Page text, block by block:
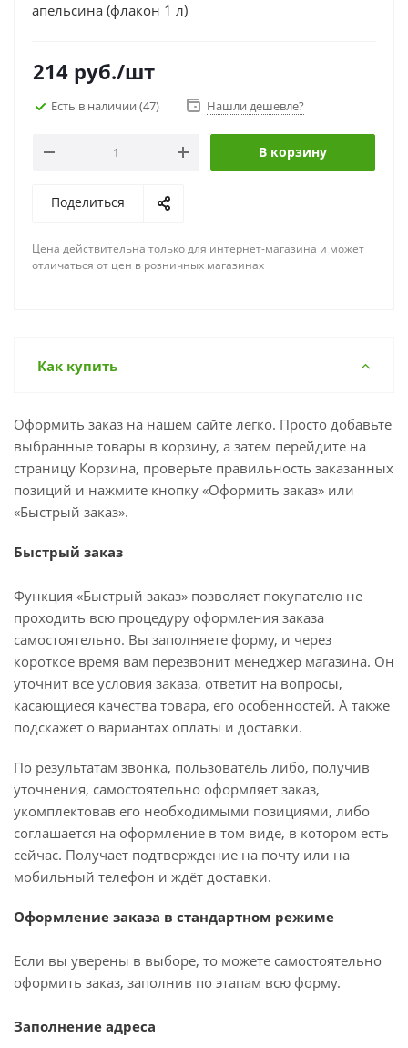
апельсина (флакон 1 л)
214 руб./шт
Есть в наличии (47) Нашли дешевле?
В корзину
Поделиться
Цена действительна только для интернет-магазина и может
отличаться от цен в розничных магазинах
Как купить
Оформить заказ на нашем сайте легко. Просто добавьте
выбранные товары в корзину, а затем перейдите на
страницу Корзина, проверьте правильность заказанных
позиций и нажмите кнопку «Оформить заказ» или
«Быстрый заказ».
Быстрый заказ
Функция «Быстрый заказ» позволяет покупателю не
проходить всю процедуру оформления заказа
самостоятельно. Вы заполняете форму, и через
короткое время вам перезвонит менеджер магазина. Он
уточнит все условия заказа, ответит на вопросы,
касающиеся качества товара, его особенностей. А также
подскажет о вариантах оплаты и доставки.
По результатам звонка, пользователь либо, получив
уточнения, самостоятельно оформляет заказ,
укомплектовав его необходимыми позициями, либо
соглашается на оформление в том виде, в котором есть
сейчас. Получает подтверждение на почту или на
мобильный телефон и ждёт доставки.
Оформление заказа в стандартном режиме
Если вы уверены в выборе, то можете самостоятельно
оформить заказ, заполнив по этапам всю форму.
Заполнение адреса